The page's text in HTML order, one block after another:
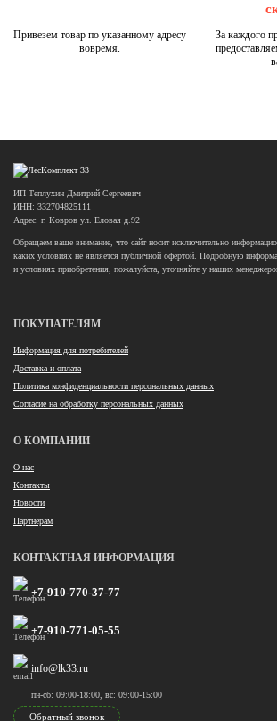
Привезем товар по указанному адресу
вовремя.
За каждого
ИП Теплухин Дмитрий Сергеевич
ИНН: 332704825111
Адрес: г. Ковров ул. Еловая д.92
Обращаем ваше внимание, что сайт носит исключительно
каких условиях не является публичной офертой. Подробную
и условиях приобретения, пожалуйста, уточняйте у наших
ПОКУПАТЕЛЯМ
Информация для потребителей
Доставка и оплата
Политика конфиденциальности персональных данных
Согласие на обработку персональных данных
О КОМПАНИИ
О нас
Контакты
Новости
Партнерам
КОНТАКТНАЯ ИНФОРМАЦИЯ
+7-910-770-37-77
+7-910-771-05-55
info@lk33.ru
пн-сб: 09:00-18:00, вс: 09:00-15:00
Обратный звонок